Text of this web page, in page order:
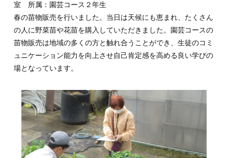
室 所属：園芸コース２年生
春の苗物販売を行いました。当日は天候にも恵まれ、たくさん
の人に野菜苗や花苗を購入していただきました。園芸コースの
苗物販売は地域の多くの方と触れ合うことができ、生徒のコミ
ュニケーション能力を向上させ自己肯定感を高める良い学びの
場となっています。